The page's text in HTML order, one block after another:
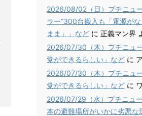
2026/08/02（日）プチニュ
ラー”300台搬入も「電源が
まま」」など に 正義マン界
2026/07/30（木）プチニュ
党ができるらしい」など に
2026/07/30（木）プチニュ
党ができるらしい」など に
2026/07/29（水）プチニュ
本の避難場所がいかに劣悪な